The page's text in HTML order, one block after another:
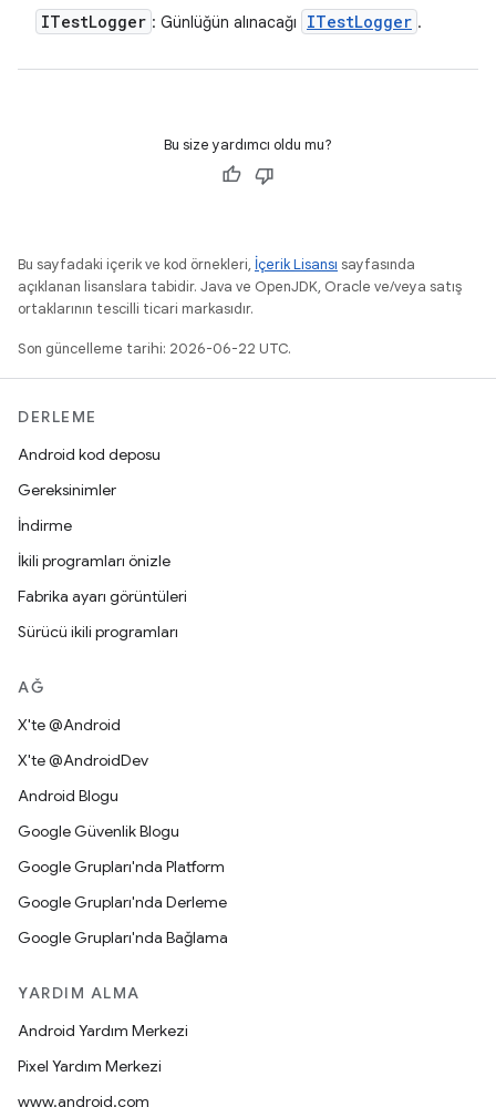
ITestLogger : Günlüğün alınacağı ITestLogger .
Bu size yardımcı oldu mu?
Bu sayfadaki içerik ve kod örnekleri, İçerik Lisansı sayfasında
açıklanan lisanslara tabidir. Java ve OpenJDK, Oracle ve/veya satış
ortaklarının tescilli ticari markasıdır.
Son güncelleme tarihi: 2026-06-22 UTC.
DERLEME
Android kod deposu
Gereksinimler
İndirme
İkili programları önizle
Fabrika ayarı görüntüleri
Sürücü ikili programları
AĞ
X'te @Android
X'te @AndroidDev
Android Blogu
Google Güvenlik Blogu
Google Grupları'nda Platform
Google Grupları'nda Derleme
Google Grupları'nda Bağlama
YARDIM ALMA
Android Yardım Merkezi
Pixel Yardım Merkezi
www.android.com